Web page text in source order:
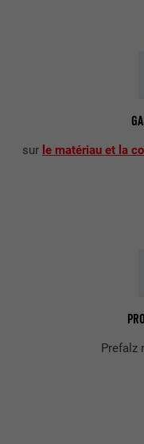
sur le matériau et la
Prefalz